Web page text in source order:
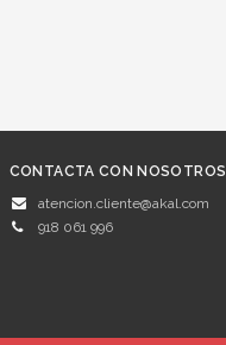
CONTACTA CON NOSOTROS
atencion.cliente@akal.com
918 061 996